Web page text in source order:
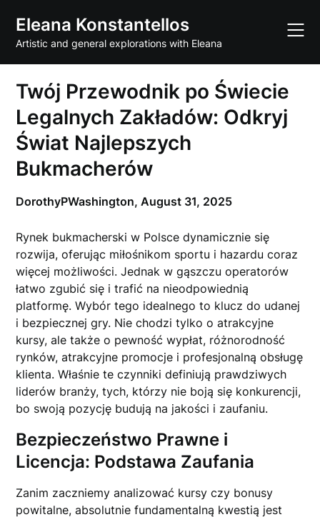
content
Eleana Konstantellos
Artistic and general explorations with Eleana
Twój Przewodnik po Świecie
Legalnych Zakładów: Odkryj
Świat Najlepszych
Bukmacherów
DorothyPWashington,August 31, 2025
Rynek bukmacherski w Polsce dynamicznie się
rozwija, oferując miłośnikom sportu i hazardu coraz
więcej możliwości. Jednak w gąszczu operatorów
łatwo zgubić się i trafić na nieodpowiednią
platformę. Wybór tego idealnego to klucz do udanej
i bezpiecznej gry. Nie chodzi tylko o atrakcyjne
kursy, ale także o pewność wypłat, różnorodność
rynków, atrakcyjne promocje i profesjonalną obsługę
klienta. Właśnie te czynniki definiują prawdziwych
liderów branży, tych, którzy nie boją się konkurencji,
bo swoją pozycję budują na jakości i zaufaniu.
Bezpieczeństwo Prawne i
Licencja: Podstawa Zaufania
Zanim zaczniemy analizować kursy czy bonusy
powitalne, absolutnie fundamentalną kwestią jest